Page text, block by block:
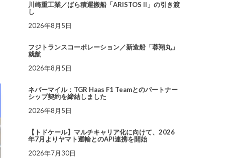
川崎重工業／ばら積運搬船「ARISTOS II」の引き渡
し
2026年8月5日
フジトランスコーポレーション／新造船「蓉翔丸」
就航
2026年8月5日
ネバーマイル：TGR Haas F1 Teamとのパートナー
シップ契約を締結しました
2026年8月5日
【トドケール】マルチキャリア化に向けて、2026
年7月よりヤマト運輸とのAPI連携を開始
2026年7月30日